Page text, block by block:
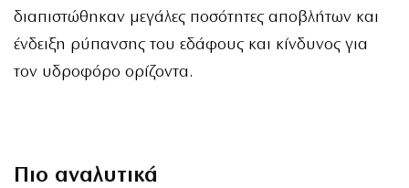
διαπιστώθηκαν μεγάλες ποσότητες αποβλήτων και
ένδειξη ρύπανσης του εδάφους και κίνδυνος για
τον υδροφόρο ορίζοντα.
Πιο αναλυτικά